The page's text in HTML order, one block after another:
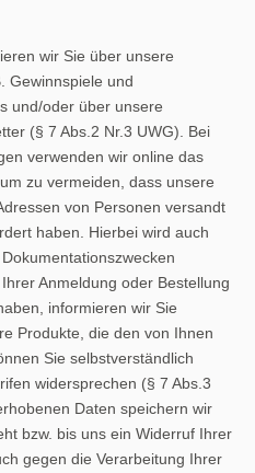
wir Sie über unsere
Gewinnspiele und
und/oder über unsere
(§ 7 Abs.2 Nr.3 UWG). Bei
verwenden wir online das
zu vermeiden, dass unsere
von Personen versandt
haben. Hierbei wird auch
Anmeldung oder Bestellung
informieren wir Sie
Produkte, die den von Ihnen
Sie selbstverständlich
widersprechen (§ 7 Abs.3
Daten speichern wir
bzw. bis uns ein Widerruf Ihrer
gegen die Verarbeitung Ihrer